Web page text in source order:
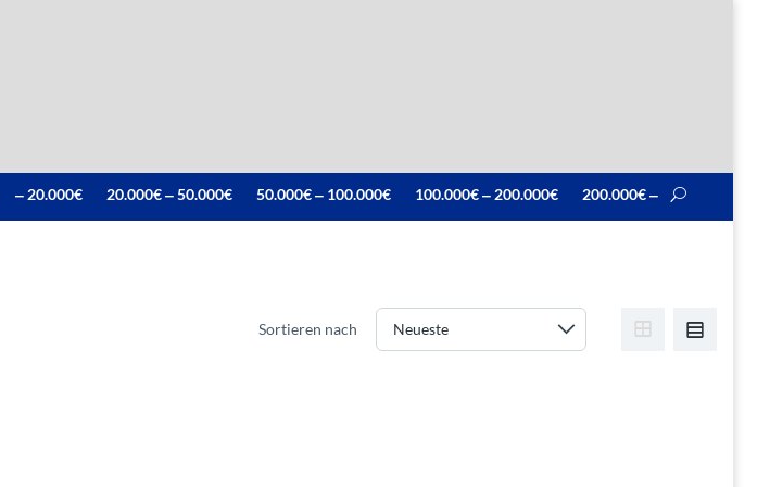
‒ 20.000€ 20.000€ ‒ 50.000€ 50.000€ ‒ 100.000€ 100.000€ ‒ 200.000€ 200.000€ ‒
Sortieren nach